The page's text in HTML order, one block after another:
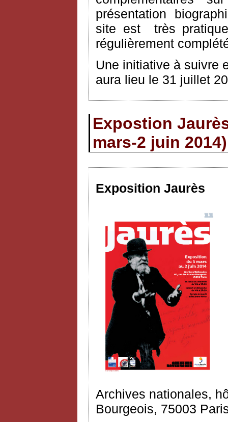
présentation
site est très
régulièrement
Une initiative à suivre
aura lieu le 31 juillet
Expostion
mars-2 juin 2014)
Exposition Jaurès
Archives nationales,
Bourgeois, 75003